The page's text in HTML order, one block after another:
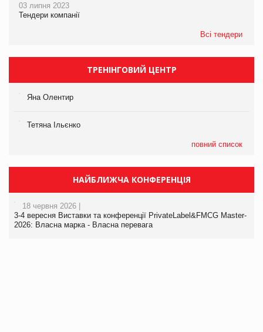
03 липня 2023
Тендери компанії
Всі тендери
ТРЕНІНГОВИЙ ЦЕНТР
Яна Олентир
Тетяна Ільєнко
повний список
НАЙБЛИЖЧА КОНФЕРЕНЦІЯ
18 червня 2026 |
3-4 вересня Виставки та конференції PrivateLabel&FMCG Master-
2026: Власна марка - Власна перевага